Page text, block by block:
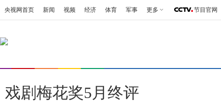
央视网首页 新闻 视频 经济 体育 军事 更多 节目官网
戏剧梅花奖5月终评